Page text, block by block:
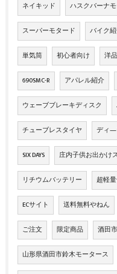
ネイキッド ハスクバーナ
スーパーモタード バイク
単気筒 初心者向け 洋
690SMC-R アパレル紹介
ウェーブブレーキディスク
チューブレスタイヤ ディ―
SIX DAYS 庄内子供お出かけ
リチウムバッテリー 超軽
ECサイト 送料無料やねん
ご注文 限定商品 酒田
山形県酒田市鈴木モータース